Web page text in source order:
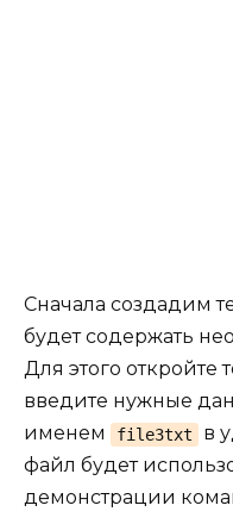
Сначала создадим
будет содержать
Для этого откройте
введите нужные
именем
file3txt
в
файл будет
демонстрации